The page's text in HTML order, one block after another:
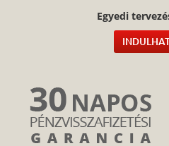
Egyedi